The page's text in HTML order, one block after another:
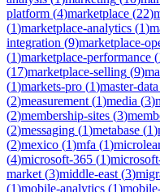
platform (4)marketplace (22)
(1)marketplace-analytics (1)
integration (9)marketplace-
(1)marketplace-performance (
(17)marketplace-selling (9)
(1)markets-pro (1)master-data
(2)measurement (1)media (3)
(2)membership-sites (3)
(2)messaging (1)metabase (1)
(2)mexico (1)mfa (1)
(4)microsoft-365 (1)
market (3)middle-east (3)
(1)mobile-analytics (1)